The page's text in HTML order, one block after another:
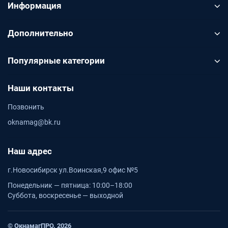
Информация
Дополнительно
Популярные категории
Наши контакты
Позвонить
oknamag@bk.ru
Наш адрес
г.Новосибирск ул.Воинская,9 офис №5
Понедельник — пятница: 10:00–18:00
Суббота, воскресенье — выходной
© ОкнамагПРО. 2026